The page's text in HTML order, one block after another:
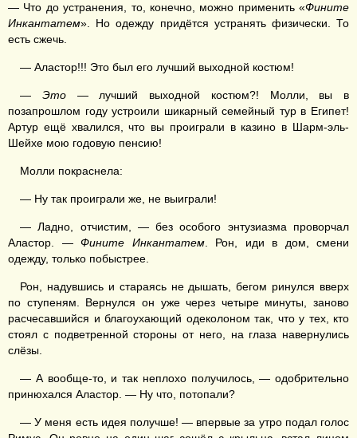
— Что до устранения, то, конечно, можно применить «Фините
Инкантатем». Но одежду придётся устранять физически. То
есть сжечь.
— Аластор!!! Это был его лучший выходной костюм!
— Это— лучший выходной костюм?! Молли, вы в
позапрошлом году устроили шикарный семейный тур в Египет!
Артур ещё хвалился, что вы проиграли в казино в Шарм-эль-
Шейхе мою годовую пенсию!
Молли покраснела:
— Ну так проиграли же, не выиграли!
— Ладно, отчистим, — без особого энтузиазма проворчал
Аластор. — Фините Инкантатем. Рон, иди в дом, смени
одежду, только побыстрее.
Рон, надувшись и стараясь не дышать, бегом ринулся вверх
по ступеням. Вернулся он уже через четыре минуты, заново
расчесавшийся и благоухающий одеколоном так, что у тех, кто
стоял с подветренной стороны от него, на глаза навернулись
слёзы.
— А вообще-то, и так неплохо получилось, — одобрительно
принюхался Аластор. — Ну что, потопали?
— У меня есть идея получше! — впервые за утро подал голос